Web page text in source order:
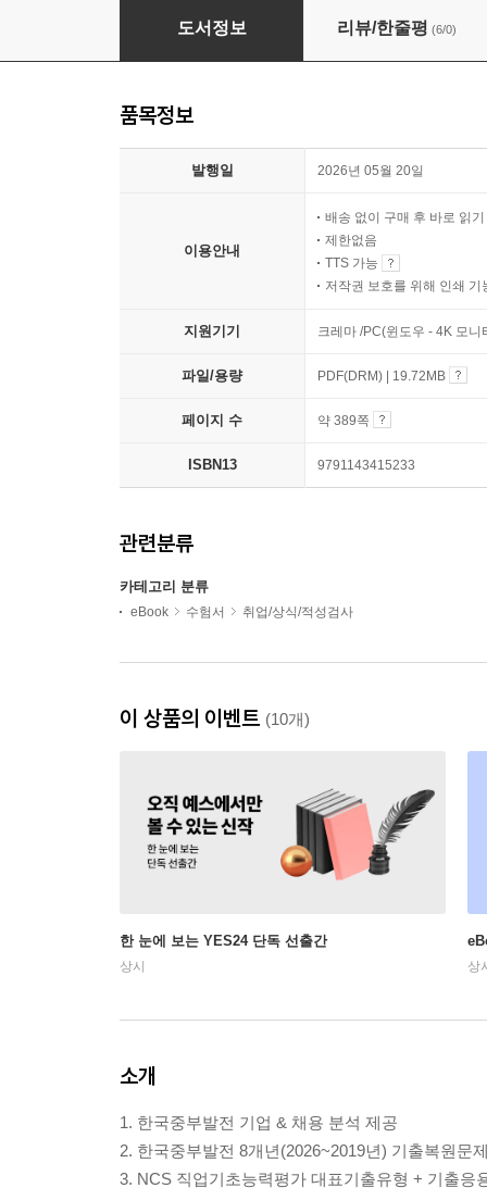
시대에듀 한국중부발전 통합기본서
도서정보 리뷰/한줄평 (6/0)
품목정보
발행일 2026년 05월 20일
이용안내
배송 없이 구매 후 바로 읽기
제한없음
TTS 가능
저작권 보호를 위해 인쇄 기
지원기기 크레마 /PC(윈도우 - 4K 모
파일/용량 PDF(DRM) | 19.72MB
페이지 수 약 389쪽
ISBN13 9791143415233
관련분류
카테고리 분류
eBook 수험서 취업/상식/적성검사
이 상품의 이벤트 (10개)
한 눈에 보는 YES24 단독 선출간
상시 상
소개
1. 한국중부발전 기업 & 채용 분석 제공
2. 한국중부발전 8개년(2026~2019년) 기출복원문
3. NCS 직업기초능력평가 대표기출유형 + 기출응